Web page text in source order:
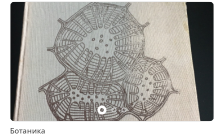
Ботаника